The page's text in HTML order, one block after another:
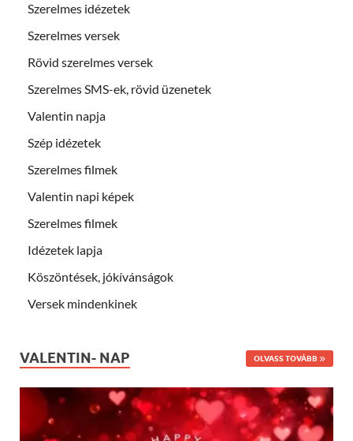
Szerelmes idézetek
Szerelmes versek
Rövid szerelmes versek
Szerelmes SMS-ek, rövid üzenetek
Valentin napja
Szép idézetek
Szerelmes filmek
Valentin napi képek
Szerelmes filmek
Idézetek lapja
Köszöntések, jókívánságok
Versek mindenkinek
VALENTIN- NAP OLVASS TOVÁBB